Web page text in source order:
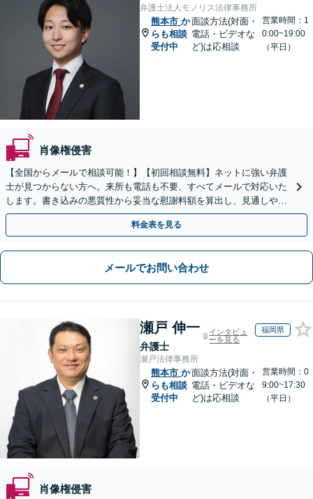
弁護士法人モノリス法律事務所
熊本市 か
らも相談
受付中
面談方法(対面・
電話・ビデオな
ど)は応相談
営業時間：1
0:00~19:00
（平日）
肖像権侵害
【全国からメールで相談可能！】【初回相談無料】ネットに強い弁護
士が見つからない方へ。来所も電話も不要、すべてメールで対応いた
します。書き込みの悪質性から妥当な慰謝料額を算出し、見通しや費
用面のリスクも包み隠さずお伝えしサポートします。
料金表を見る
メールでお問い合わせ
瀬戸 伸一
弁護士
インタビュ
ーを見る
福岡県
瀬戸法律事務所
熊本市 か
らも相談
受付中
面談方法(対面・
電話・ビデオな
ど)は応相談
営業時間：0
9:00~17:30
（平日）
肖像権侵害